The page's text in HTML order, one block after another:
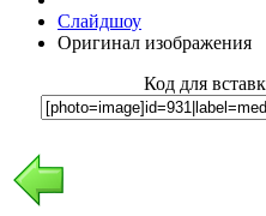
Слайдшоу
Оригинал изображения
Код для